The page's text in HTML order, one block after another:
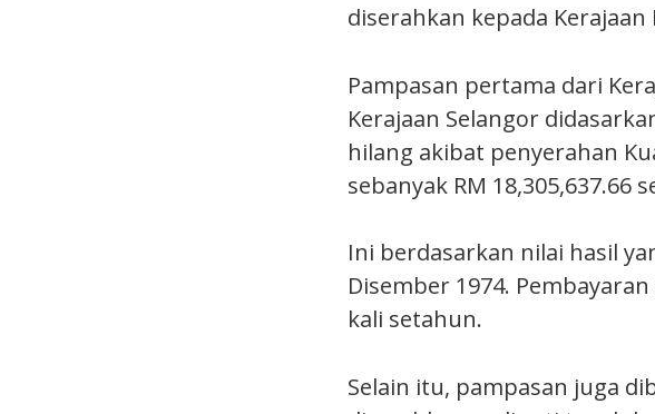
diserahkan kepada
Pampasan pertama dari
Kerajaan Selangor
hilang akibat penyerahan
sebanyak RM 18,305,637.66
Ini berdasarkan nilai hasil
Disember 1974.
kali setahun.
Selain itu, pampasan juga